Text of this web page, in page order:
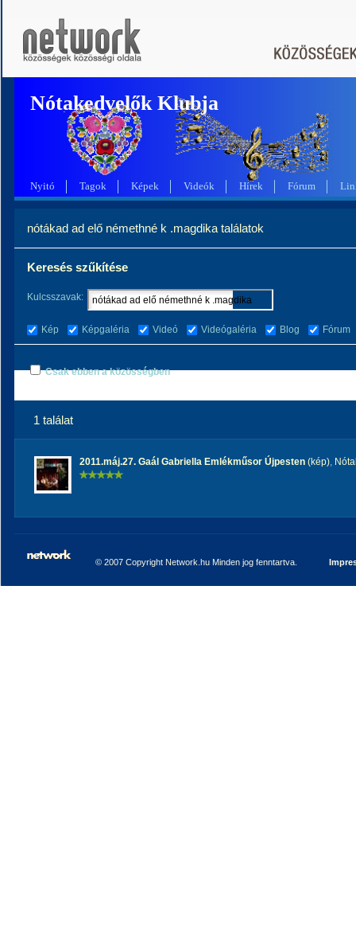
Nótakedvelők Klubja
Nyitó Tagok Képek Videók Hírek Fórum
nótákad ad elő némethné k .magdika találatok
Keresés szűkítése
Kulcsszavak:
Kép Képgaléria Videó Videógaléria Blog Fórum
Csak ebben a közösségben
1 találat
2011.máj.27. Gaál Gabriella Emlékműsor Újpesten (kép),
© 2007 Copyright Network.hu Minden jog fenntartva.